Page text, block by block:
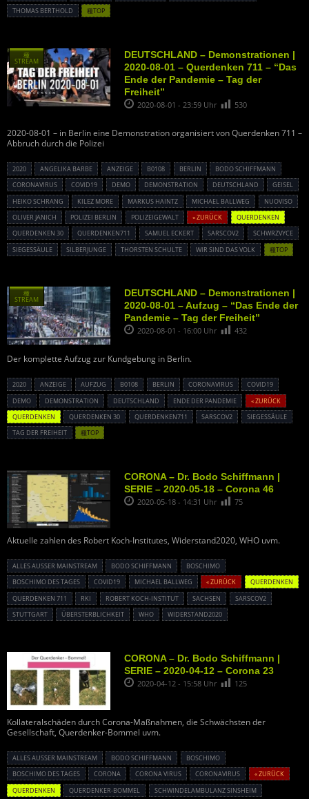
THOMAS BERTHOLD
種TOP
DEUTSCHLAND – Demonstrationen |
2020-08-01 – Querdenken 711 – “Das
Ende der Pandemie – Tag der
Freiheit”
2020-08-01 - 23:59 Uhr 530
2020-08-01 – in Berlin eine Demonstration organisiert von Querdenken 711 –
Abbruch durch die Polizei
2020 ANGELIKA BARBE ANZEIGE B0108 BERLIN
BODO SCHIFFMANN
CORONAVIRUS
COVID19 DEMO DEMONSTRATION DEUTSCHLAND
GEISEL
HEIKO SCHRANG
KILEZ MORE MARKUS HAINTZ MICHAEL BALLWEG
NUOVISO
OLIVER JANICH
POLIZEI BERLIN POLIZEIGEWALT « ZURÜCK
QUERDENKEN
QUERDENKEN 30
QUERDENKEN711 SAMUEL ECKERT SARSCOV2
SCHWRZVYCE
SIEGESSÄULE
SILBERJUNGE THORSTEN SCHULTE WIR SIND DAS VOLK
種
STREAM
種TOP
DEUTSCHLAND – Demonstrationen |
2020-08-01 – Aufzug – “Das Ende der
Pandemie – Tag der Freiheit”
2020-08-01 - 16:00 Uhr 432
Der komplette Aufzug zur Kundgebung in Berlin.
2020 ANZEIGE AUFZUG B0108 BERLIN CORONAVIRUS
COVID19
DEMO
DEMONSTRATION DEUTSCHLAND ENDE DER PANDEMIE
« ZURÜCK
QUERDENKEN
QUERDENKEN 30 QUERDENKEN711 SARSCOV2
SIEGESSÄULE
TAG DER FREIHEIT
種
STREAM
種TOP
CORONA – Dr. Bodo Schiffmann |
SERIE – 2020-05-18 – Corona 46
2020-05-18 - 14:31 Uhr 75
Aktuelle zahlen des Robert Koch-Institutes, Widerstand2020, WHO uvm.
ALLES AUSSER MAINSTREAM BODO SCHIFFMANN
BOSCHIMO
BOSCHIMO DES TAGES
COVID19 MICHAEL BALLWEG « ZURÜCK
QUERDENKEN
QUERDENKEN 711
RKI ROBERT KOCH-INSTITUT SACHSEN
SARSCOV2
STUTTGART
ÜBERSTERBLICHKEIT WHO WIDERSTAND2020
CORONA – Dr. Bodo Schiffmann |
SERIE – 2020-04-12 – Corona 23
2020-04-12 - 15:58 Uhr 125
Kollateralschäden durch Corona-Maßnahmen, die Schwächsten der
Gesellschaft, Querdenker-Bommel uvm.
ALLES AUSSER MAINSTREAM BODO SCHIFFMANN
BOSCHIMO
BOSCHIMO DES TAGES
CORONA CORONA VIRUS CORONAVIRUS
« ZURÜCK
QUERDENKEN
QUERDENKER-BOMMEL SCHWINDELAMBULANZ SINSHEIM